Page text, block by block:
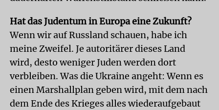
Hat das Judentum in Europa eine Zukunft?
Wenn wir auf Russland schauen, habe ich
meine Zweifel. Je autoritärer dieses Land
wird, desto weniger Juden werden dort
verbleiben. Was die Ukraine angeht: Wenn es
einen Marshallplan geben wird, mit dem nach
dem Ende des Krieges alles wiederaufgebaut